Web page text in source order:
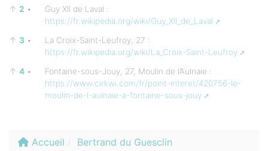
↑ 2 •
Guy XII de Laval :
https://fr.wikipedia.org/wiki/Guy_XII_de_Laval
↑ 3 •
La Croix-Saint-Leufroy, 27 :
https://fr.wikipedia.org/wiki/La_Croix-Saint-Leufroy
↑ 4 •
Fontaine-sous-Jouy, 27, Moulin de l’Aulnaie :
https://www.cirkwi.com/fr/point-interet/420756-le-
moulin-de-l-aulnaie-a-fontaine-sous-jouy
Accueil
Bertrand du Guesclin